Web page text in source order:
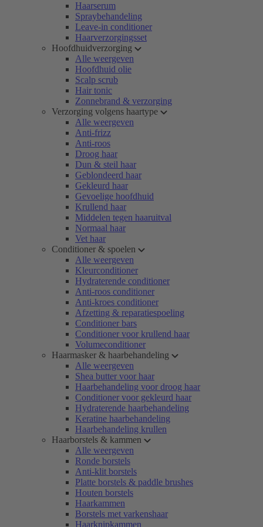
Haarserum
Spraybehandeling
Leave-in conditioner
Haarverzorgingsset
Hoofdhuidverzorging
Alle weergeven
Hoofdhuid olie
Scalp scrub
Hair tonic
Zonnebrand & verzorging
Verzorging volgens haartype
Alle weergeven
Anti-frizz
Anti-roos
Droog haar
Dun & steil haar
Geblondeerd haar
Gekleurd haar
Gevoelige hoofdhuid
Krullend haar
Middelen tegen haaruitval
Normaal haar
Vet haar
Conditioner & spoelen
Alle weergeven
Kleurconditioner
Hydraterende conditioner
Anti-roos conditioner
Anti-kroes conditioner
Afzetting & reparatiespoeling
Conditioner bars
Conditioner voor krullend haar
Volumeconditioner
Haarmasker & haarbehandeling
Alle weergeven
Shea butter voor haar
Haarbehandeling voor droog haar
Conditioner voor gekleurd haar
Hydraterende haarbehandeling
Keratine haarbehandeling
Haarbehandeling krullen
Haarborstels & kammen
Alle weergeven
Ronde borstels
Anti-klit borstels
Platte borstels & paddle brushes
Houten borstels
Haarkammen
Borstels met varkenshaar
Haarknipkammen